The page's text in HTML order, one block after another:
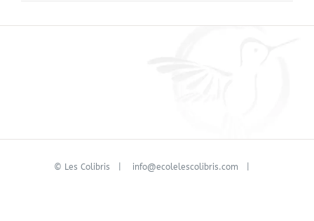
© Les Colibris info@ecolelescolibris.com